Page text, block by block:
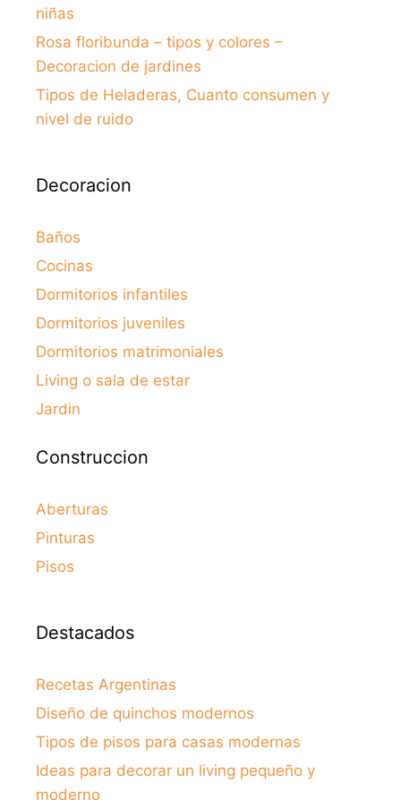
niñas
Rosa floribunda – tipos y colores –
Decoracion de jardines
Tipos de Heladeras, Cuanto consumen y
nivel de ruido
Decoracion
Baños
Cocinas
Dormitorios infantiles
Dormitorios juveniles
Dormitorios matrimoniales
Living o sala de estar
Jardin
Construccion
Aberturas
Pinturas
Pisos
Destacados
Recetas Argentinas
Diseño de quinchos modernos
Tipos de pisos para casas modernas
Ideas para decorar un living pequeño y
moderno